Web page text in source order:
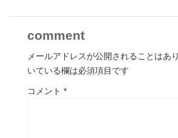
comment
メールアドレスが公開されることはあ
いている欄は必須項目です
コメント *